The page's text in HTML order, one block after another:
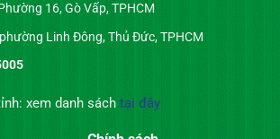
16, Gò Vấp, TPHCM
Linh Đông, Thủ Đức, TPHCM
xem danh sách tại đây